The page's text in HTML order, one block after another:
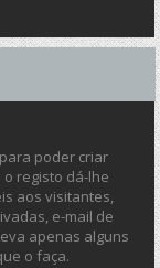
poder criar
registo dá-lhe
aos visitantes,
e-mail de
apenas alguns
o faça.